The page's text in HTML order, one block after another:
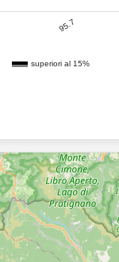
superiori al 15%
95.7